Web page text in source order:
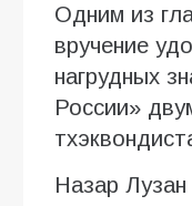
Одним из
вручение
нагрудных
России»
Назар